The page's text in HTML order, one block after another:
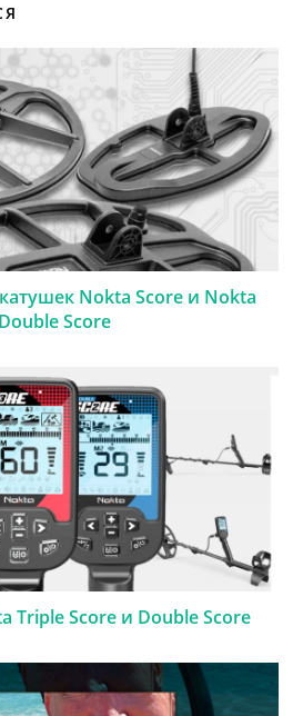
Nokta Score и Nokta
Double Score
Triple Score и Double Score